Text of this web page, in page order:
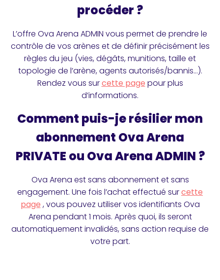
procéder ?
L’offre Ova Arena ADMIN vous permet de prendre le
contrôle de vos arènes et de définir précisément les
règles du jeu (vies, dégâts, munitions, taille et
topologie de l’arène, agents autorisés/bannis…).
Rendez vous surcette page pour plus
d’informations.
Comment puis-je résilier mon
abonnement Ova Arena
PRIVATE ou Ova Arena ADMIN ?
Ova Arena est sans abonnement et sans
engagement. Une fois l’achat effectué surcette
page , vous pouvez utiliser vos identifiants Ova
Arena pendant 1 mois. Après quoi, ils seront
automatiquement invalidés, sans action requise de
votre part.